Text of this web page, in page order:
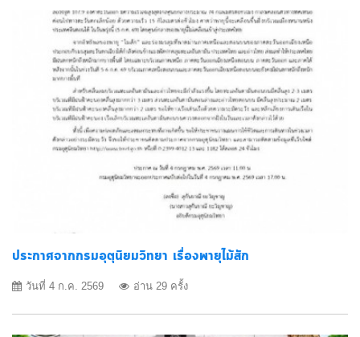
ประกาศจากกรมอุตุนิยมวิทยา เรื่องพายุไม้สัก
วันที่ 4 ก.ค. 2569 อ่าน 29 ครั้ง